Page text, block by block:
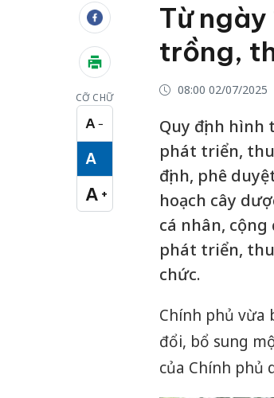
CỠ CHỮ
A −
Cỡ chữ nhỏ
A
Cỡ chữ vừa
A +
Cỡ chữ lớn
Từ
trồng,
08:00 02/07/2025
Quy định
phát triển,
định, phê
hoạch cây
cá nhân,
phát triển,
chức.
Chính phủ vừa
đổi, bổ sung
của Chính phủ